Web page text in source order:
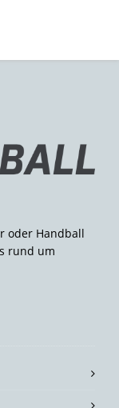
oder Handball
rund um